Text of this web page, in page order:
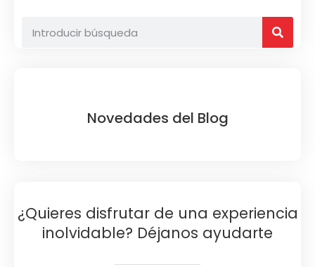
Novedades del Blog
¿Quieres disfrutar de una experiencia
inolvidable? Déjanos ayudarte